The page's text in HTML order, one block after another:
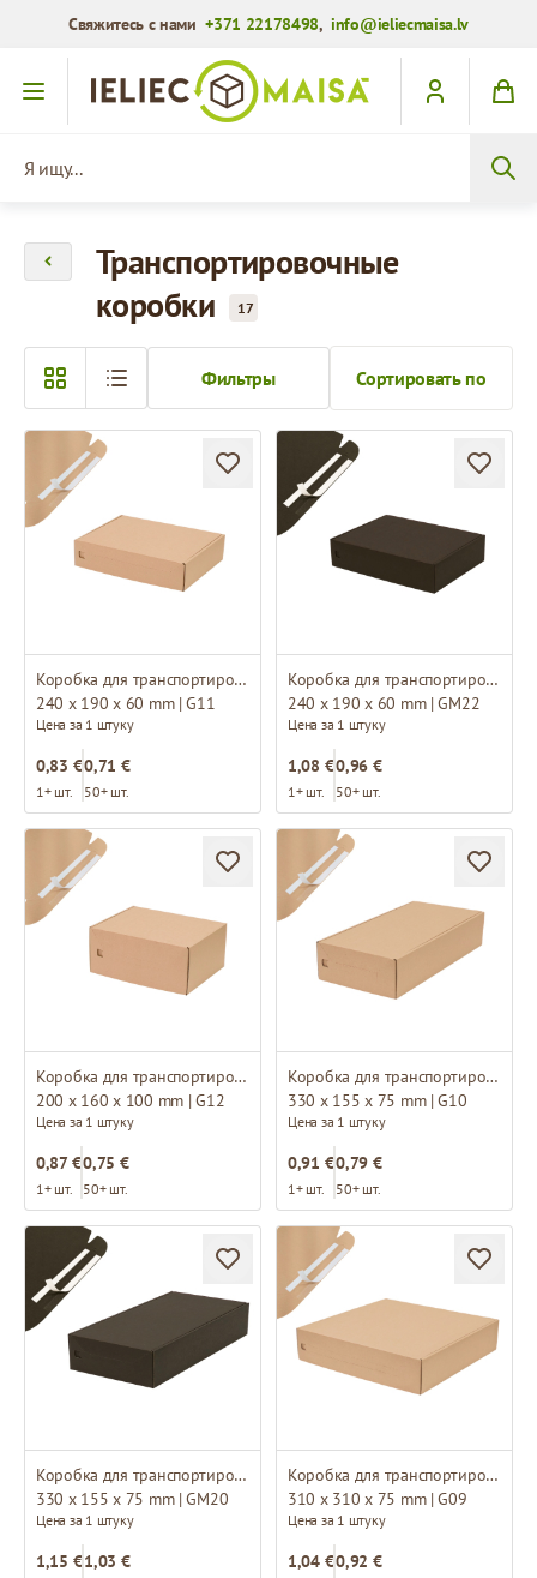
Свяжитесь с нами+371 22178498,info@ieliecmaisa.lv
Перейти к содержимому
Транспортировочные
коробки
17
Сортировать по
Фильтры
Коробка для транспортировки
240 x 190 x 60 mm | G11
Цена за 1 штуку
0,83 €
1+ шт.
0,71 €
50+ шт.
Коробка для транспортировки
240 x 190 x 60 mm | GM22
Цена за 1 штуку
1,08 €
1+ шт.
0,96 €
50+ шт.
Коробка для транспортировки
200 x 160 x 100 mm | G12
Цена за 1 штуку
0,87 €
1+ шт.
0,75 €
50+ шт.
Коробка для транспортировки
330 x 155 x 75 mm | G10
Цена за 1 штуку
0,91 €
1+ шт.
0,79 €
50+ шт.
Коробка для транспортировки
330 x 155 x 75 mm | GM20
Цена за 1 штуку
1,15 €1,03 €
Коробка для транспортировки
310 x 310 x 75 mm | G09
Цена за 1 штуку
1,04 €0,92 €